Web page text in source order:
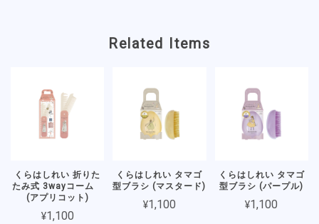
Related Items
くらはしれい 折りた
たみ式 3wayコーム
(アプリコット)
¥1,100
くらはしれい タマゴ
型ブラシ (マスタード)
¥1,100
くらはしれい タマゴ
型ブラシ (パープル)
¥1,100